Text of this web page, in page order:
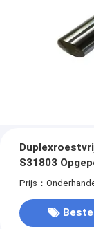
S31803
Prijs：